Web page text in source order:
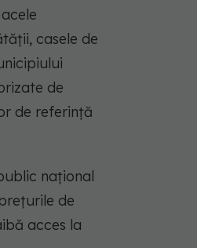
casele de
de
de referință
naţional
de
acces la